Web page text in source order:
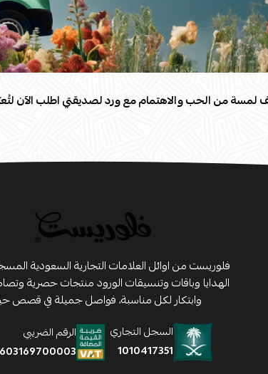
لمسة من الحب والاهتمام مع ورد لصديقتي اطلب الآن
فلوريست من اوائل العلامات التجارية السعودية
الهدايا وباقات وتنسيقات الورود منتجات حصرية
وابتكار لكل مناسبة، فواصل جميلة في قصص
السجل التجاري
1010417351
الرقم الضريبي